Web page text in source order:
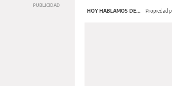
HOY HABLAMOS DE... Propiedad